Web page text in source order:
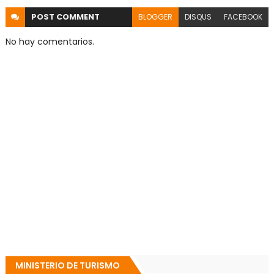
POST COMMENT BLOGGER DISQUS FACEBOOK
No hay comentarios.
MINISTERIO DE TURISMO